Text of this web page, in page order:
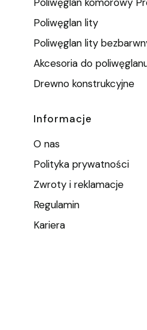
Poliwęglan lity
Poliwęglan lity
Akcesoria do
Drewno konstrukcyjne
Informacje
O nas
Polityka prywatności
Zwroty i reklamacje
Regulamin
Kariera